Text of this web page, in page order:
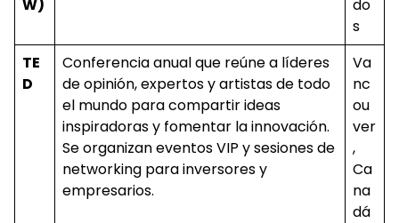
W)
do
s
TE
D
Conferencia anual que reúne a líderes
de opinión, expertos y artistas de todo
el mundo para compartir ideas
inspiradoras y fomentar la innovación.
Se organizan eventos VIP y sesiones de
networking para inversores y
empresarios.
Va
nc
ou
ver
,
Ca
na
dá